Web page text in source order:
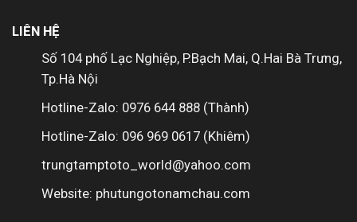
LIÊN HỆ
Số 104 phố Lạc Nghiệp, P.Bạch Mai, Q.Hai Bà Trưng,
Tp.Hà Nội
Hotline-Zalo: 0976 644 888 (Thành)
Hotline-Zalo: 096 969 0617 (Khiêm)
trungtamptoto_world@yahoo.com
Website: phutungotonamchau.com